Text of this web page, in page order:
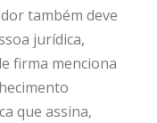
também deve
jurídica,
firma menciona
que assina,